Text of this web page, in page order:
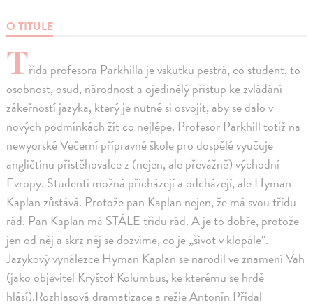
O TITULE
Třída profesora Parkhilla je vskutku pestrá, co student, to
osobnost, osud, národnost a ojedinělý přístup ke zvládání
zákeřností jazyka, který je nutné si osvojit, aby se dalo v
nových podmínkách žít co nejlépe. Profesor Parkhill totiž na
newyorské Večerní přípravné škole pro dospělé vyučuje
angličtinu přistěhovalce z (nejen, ale převážně) východní
Evropy. Studenti možná přicházejí a odcházejí, ale Hyman
Kaplan zůstává. Protože pan Kaplan nejen, že má svou třídu
rád. Pan Kaplan má STÁLE třídu rád. A je to dobře, protože
jen od něj a skrz něj se dozvíme, co je „šivot v klopále“.
Jazykový vynálezce Hyman Kaplan se narodil ve znamení Vah
(jako objevitel Kryštof Kolumbus, ke kterému se hrdě
hlásí).Rozhlasová dramatizace a režie Antonín Přidal